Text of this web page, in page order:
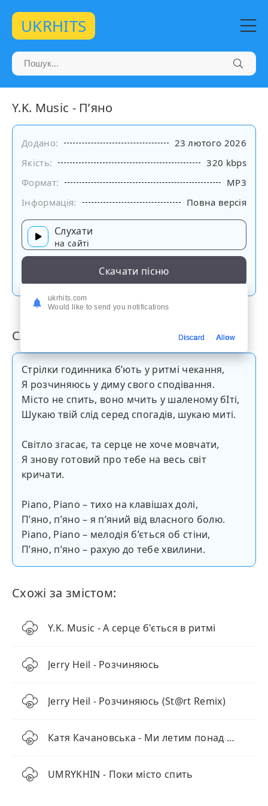
UKRHITS
Y.K. Music - П’яно
Додано:
23 лютого 2026
Якість:
320 kbps
Формат:
MP3
Інформація:
Повна версія
Слухати
на сайті
Скачати пісню
Слова пісні
Стрілки годинника б’ють у ритмі чекання,
Я розчиняюсь у диму свого сподівання.
Місто не спить, воно мчить у шаленому бІті,
Шукаю твій слід серед спогадів, шукаю миті.
Світло згасає, та серце не хоче мовчати,
Я знову готовий про тебе на весь світ
кричати.
Piano, Piano – тихо на клавішах долі,
П’яно, п’яно – я п’яний від власного болю.
Piano, Piano – мелодія б’ється об стіни,
П’яно, п’яно – рахую до тебе хвилини.
Схожі за змістом:
Y.K. Music - А серце б'ється в ритмі
Jerry Heil - Розчиняюсь
Jerry Heil - Розчиняюсь (St@rt Remix)
Катя Качановська - Ми летим понад хмарами (KARMV REMIX)
UMRYKHIN - Поки місто спить
ukrhits.com
Would like to send you notifications
Discard Allow